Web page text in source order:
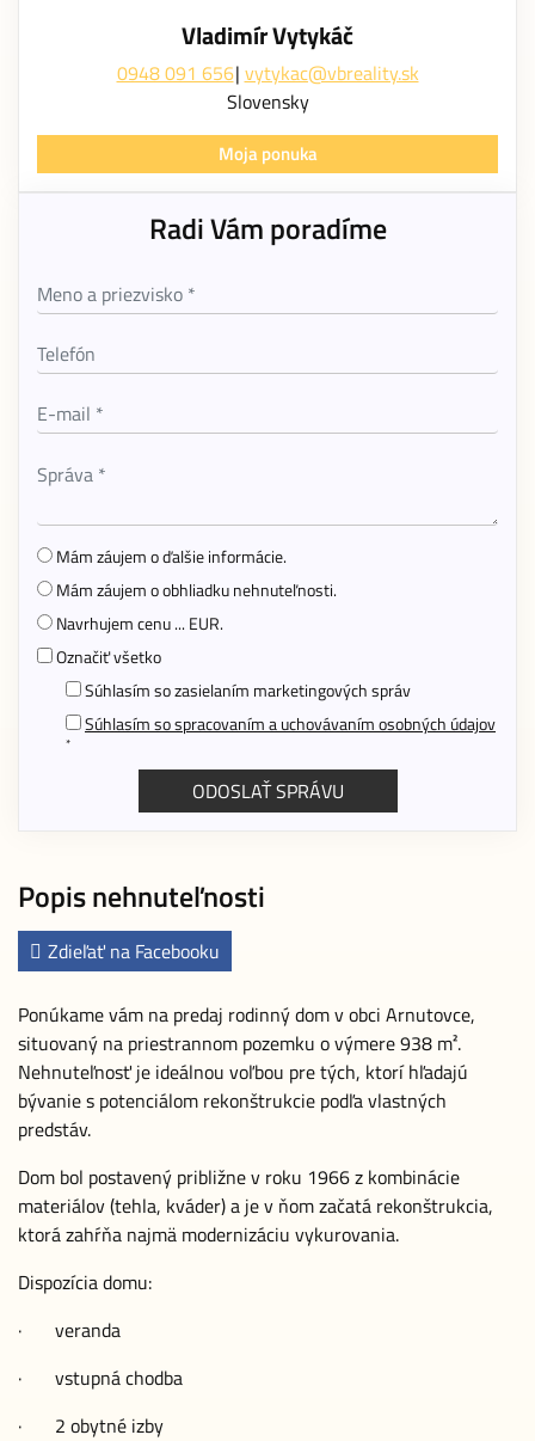
Popis nehnuteľnosti
Zdieľať na Facebooku
Ponúkame vám na predaj rodinný dom v obci Arnutovce,
situovaný na priestrannom pozemku o výmere 938 m².
Nehnuteľnosť je ideálnou voľbou pre tých, ktorí hľadajú
bývanie s potenciálom rekonštrukcie podľa vlastných
predstáv.
Dom bol postavený približne v roku 1966 z kombinácie
materiálov (tehla, kváder) a je v ňom začatá rekonštrukcia,
ktorá zahŕňa najmä modernizáciu vykurovania.
Dispozícia domu:
· veranda
· vstupná chodba
· 2 obytné izby
Vladimír Vytykáč
0948 091 656 vytykac@vbreality.sk
Slovensky
Moja ponuka
Radi Vám poradíme
Mám záujem o ďalšie informácie.
Mám záujem o obhliadku nehnuteľnosti.
Navrhujem cenu ... EUR.
Označiť všetko
Súhlasím so zasielaním marketingových správ
Súhlasím so spracovaním a uchovávaním osobných údajov
*